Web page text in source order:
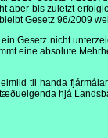
aber bis zuletzt
Gesetz 96/2009
Gesetz nicht
eine absolute
til handa
hjá